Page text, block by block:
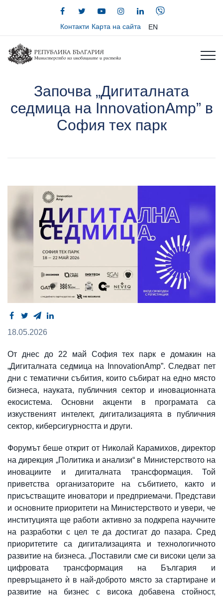
Контакти Карта на сайта EN
Започва „Дигиталната
седмица на InnovationAmp” в
София тех парк
18.05.2026
От днес до 22 май София тех парк е домакин на
„Дигиталната седмица на InnovationAmp”. Следват пет
дни с тематични събития, които събират на едно място
бизнеса, науката, публичния сектор и иновационната
екосистема. Основни акценти в програмата са
изкуственият интелект, дигитализацията в публичния
сектор, киберсигурността и други.
Форумът беше открит от Николай Карамихов, директор
на дирекция „Политика и анализи“ в Министерството на
иновациите и дигиталната трансформация. Той
приветства организаторите на събитието, както и
присъстващите иноватори и предприемачи. Представи
и основните приоритети на Министерството и увери, че
институцията ще работи активно за подкрепа научните
на разработки с цел те да достигат до пазара. Сред
приоритетите са дигитализацията и технологичното
развитие на бизнеса. „Поставили сме си високи цели за
цифровата трансформация на България и
превръщането ѝ в най-доброто място за стартиране и
развитие на бизнес с висока добавена стойност,